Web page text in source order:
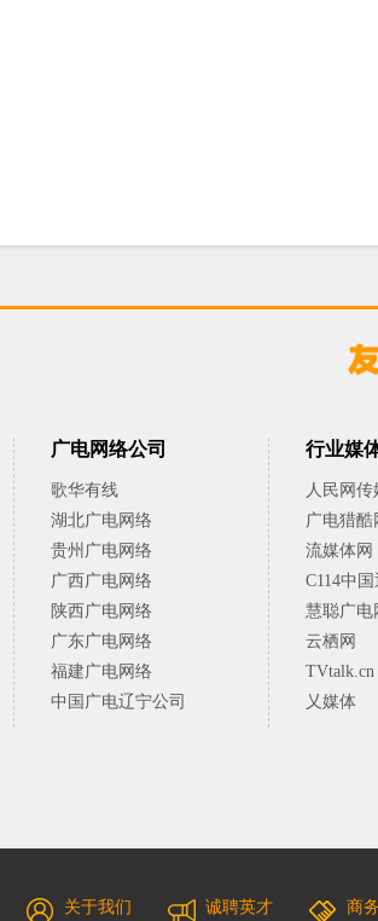
广电网络公司
歌华有线
湖北广电网络
贵州广电网络
广西广电网络
陕西广电网络
广东广电网络
福建广电网络
中国广电辽宁公司
行业媒
人民网传
广电猎酷
流媒体网
C114中
慧聪广电
云栖网
TVtalk.cn
乂媒体
关于我们 诚聘英才 商